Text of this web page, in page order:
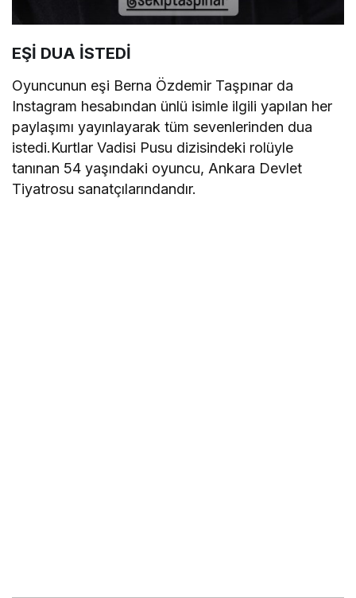
EŞİ DUA İSTEDİ
Oyuncunun eşi Berna Özdemir Taşpınar da
Instagram hesabından ünlü isimle ilgili yapılan her
paylaşımı yayınlayarak tüm sevenlerinden dua
istedi.Kurtlar Vadisi Pusu dizisindeki rolüyle
tanınan 54 yaşındaki oyuncu, Ankara Devlet
Tiyatrosu sanatçılarındandır.